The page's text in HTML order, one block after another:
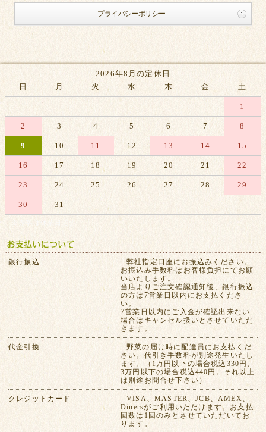
プライバシーポリシー
2026年8月の定休日
日
月 火 水 木 金 土
1
2 3 4 5 6 7 8
9 10 11 12 13 14 15
16 17 18 19 20 21 22
23 24 25 26 27 28 29
30 31
※赤字は休業日です
銀行振込
弊社指定口座にお振込みください。
お振込み手数料はお客様負担にてお願
いいたします。
当店よりご注文確認通知後、銀行振込
の方は7営業日以内にお支払くださ
い。
7営業日以内にご入金が確認出来ない
場合はキャンセル扱いとさせていただ
きます。
代金引換
野菜の届け時に配達員にお支払くだ
さい。代引き手数料が別途発生いたし
ます。（1万円以下の場合税込330円、
3万円以下の場合税込440円。それ以上
は別途お問合せ下さい）
クレジットカード
VISA、MASTER、JCB、AMEX、
Dinersがご利用いただけます。お支払
回数は1回のみとさせていただいてお
ります。